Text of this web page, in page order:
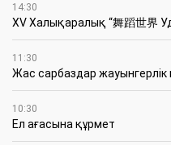
14:30
XV Халықаралық “舞蹈世界
11:30
Жас сарбаздар жауынгерлік
10:30
Ел ағасына құрмет